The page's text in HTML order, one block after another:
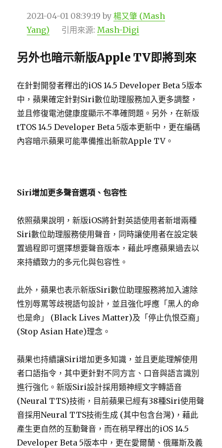
2021-04-01 08:39:19 by楊又肇 (Mash
Yang)
引用來源: Mash-Digi
另外也暗示新版Apple TV即將到來
在針對開發者釋出的iOS 14.5 Developer Beta 5版本
中，蘋果確定針對Siri數位助理服務加入更多調整，
並且修復電池健康度顯示不準確問題。另外，在新版
tTOS 14.5 Developer Beta 5版本更新中，更在編碼
內容暗示蘋果可能準備推出新款Apple TV。
Siri增加更多聲音選項、包容性
依照蘋果說明，新版iOS將針對英語使用者新增兩種
Siri數位助理服務使用聲音，同時讓使用者在設定裝
置過程即可選擇想要聲音版本，藉此呼應蘋果過去以
來持續致力的多元化與包容性。
此外，蘋果也表示新版Siri數位助理服務將加入濾除
性別辱罵等歧視語句設計，並且強化呼應「黑人的命
也是命」 (Black Lives Matter)及「停止仇恨亞裔」
(Stop Asian Hate)理念。
蘋果也持續讓Siri增加更多知識，並且更能理解使用
者口語指令，其中更針對不同方言、口音與語言識別
進行強化。新版Siri設計採用類神經文字轉語音
(Neural TTS)技術，目前蘋果已經有38種Siri使用聲
音採用Neural TTS技術生成 (其中包含台灣)，藉此
產生更自然的互動聲音，而在稍早釋出的iOS 14.5
Developer Beta 5版本中，更在愛爾蘭、俄羅斯及義